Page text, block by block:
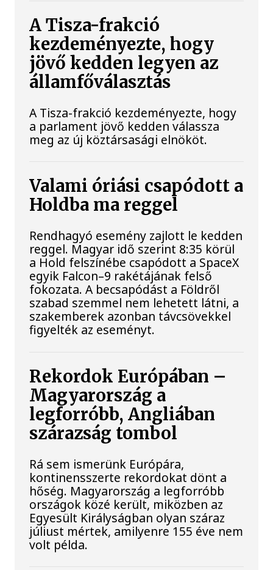
A Tisza-frakció
kezdeményezte, hogy
jövő kedden legyen az
államfőválasztás
A Tisza-frakció kezdeményezte, hogy
a parlament jövő kedden válassza
meg az új köztársasági elnököt.
Valami óriási csapódott a
Holdba ma reggel
Rendhagyó esemény zajlott le kedden
reggel. Magyar idő szerint 8:35 körül
a Hold felszínébe csapódott a SpaceX
egyik Falcon–9 rakétájának felső
fokozata. A becsapódást a Földről
szabad szemmel nem lehetett látni, a
szakemberek azonban távcsövekkel
figyelték az eseményt.
Rekordok Európában –
Magyarország a
legforróbb, Angliában
szárazság tombol
Rá sem ismerünk Európára,
kontinensszerte rekordokat dönt a
hőség. Magyarország a legforróbb
országok közé került, miközben az
Egyesült Királyságban olyan száraz
júliust mértek, amilyenre 155 éve nem
volt példa.